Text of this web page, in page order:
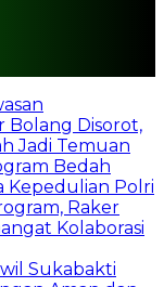
Bolang Disorot,
Jadi Temuan
Bedah
Kepedulian Polri
Raker
Kolaborasi
Sukabakti